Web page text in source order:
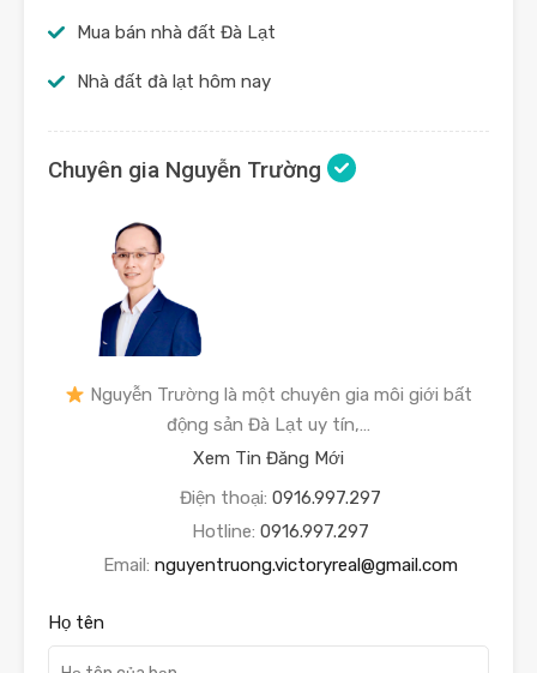
Mua bán nhà đất Đà Lạt
Nhà đất đà lạt hôm nay
Chuyên gia Nguyễn Trường
Nguyễn Trường là một chuyên gia môi giới bất
động sản Đà Lạt uy tín,…
Xem Tin Đăng Mới
Điện thoại: 0916.997.297
Hotline: 0916.997.297
Email: nguyentruong.victoryreal@gmail.com
Họ tên